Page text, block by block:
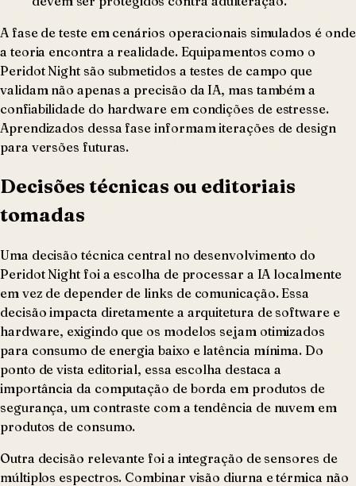
A fase de teste em cenários operacionais simulados é onde
a teoria encontra a realidade. Equipamentos como o
Peridot Night são submetidos a testes de campo que
validam não apenas a precisão da IA, mas também a
confiabilidade do hardware em condições de estresse.
Aprendizados dessa fase informam iterações de design
para versões futuras.
Decisões técnicas ou editoriais
tomadas
Uma decisão técnica central no desenvolvimento do
Peridot Night foi a escolha de processar a IA localmente
em vez de depender de links de comunicação. Essa
decisão impacta diretamente a arquitetura de software e
hardware, exigindo que os modelos sejam otimizados
para consumo de energia baixo e latência mínima. Do
ponto de vista editorial, essa escolha destaca a
importância da computação de borda em produtos de
segurança, um contraste com a tendência de nuvem em
produtos de consumo.
Outra decisão relevante foi a integração de sensores de
múltiplos espectros. Combinar visão diurna e térmica não